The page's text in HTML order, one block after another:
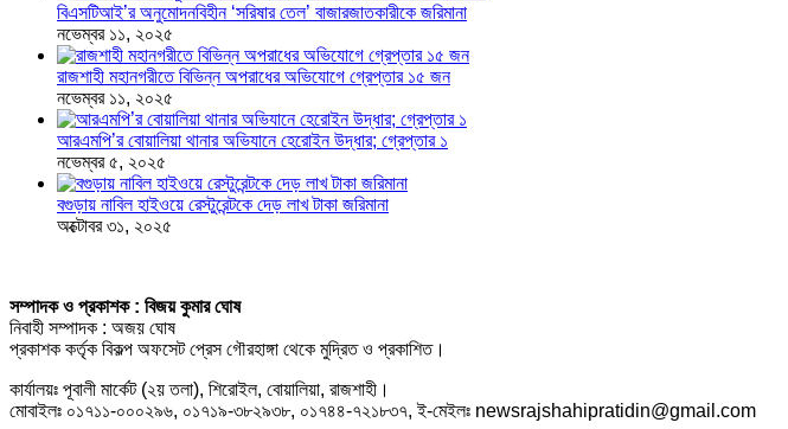
বিএসটিআই’র অনুমোদনবিহীন ‘সরিষার তেল’ বাজারজাতকারীকে জরিমানা
নভেম্বর ১১, ২০২৫
রাজশাহী মহানগরীতে বিভিন্ন অপরাধের অভিযোগে গ্রেপ্তার ১৫ জন
নভেম্বর ১১, ২০২৫
আরএমপি’র বোয়ালিয়া থানার অভিযানে হেরোইন উদ্ধার; গ্রেপ্তার ১
নভেম্বর ৫, ২০২৫
বগুড়ায় নাবিল হাইওয়ে রেস্টুরেন্টকে দেড় লাখ টাকা জরিমানা
অক্টোবর ৩১, ২০২৫
সম্পাদক ও প্রকাশক : বিজয় কুমার ঘোষ
নিবাহী সম্পাদক : অজয় ঘোষ
প্রকাশক কর্তৃক বিকল্প অফসেট প্রেস গৌরহাঙ্গা থেকে মুদ্রিত ও প্রকাশিত।
কার্যালয়ঃ পূবালী মার্কেট (২য় তলা), শিরোইল, বোয়ালিয়া, রাজশাহী।
মোবাইলঃ ০১৭১১-০০০২৯৬, ০১৭১৯-৩৮২৯৩৮, ০১৭৪৪-৭২১৮৩৭, ই-মেইলঃ newsrajshahipratidin@gmail.com